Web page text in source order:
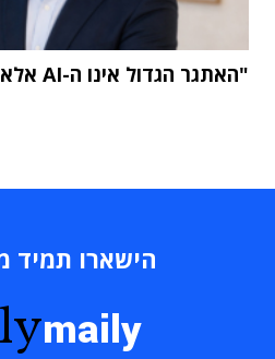
"האתגר הגדול אינו ה-AI אלא הטמעתה בארגון"
הישארו תמיד
maily